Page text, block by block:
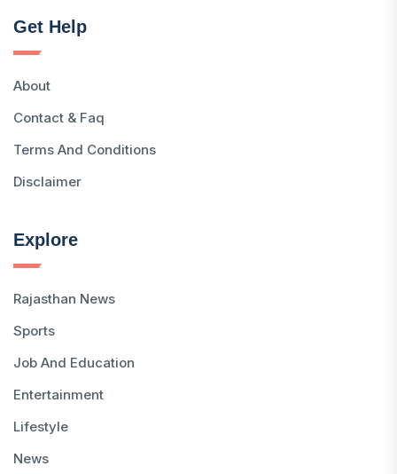
Get Help
About
Contact & Faq
Terms And Conditions
Disclaimer
Explore
Rajasthan News
Sports
Job And Education
Entertainment
Lifestyle
News